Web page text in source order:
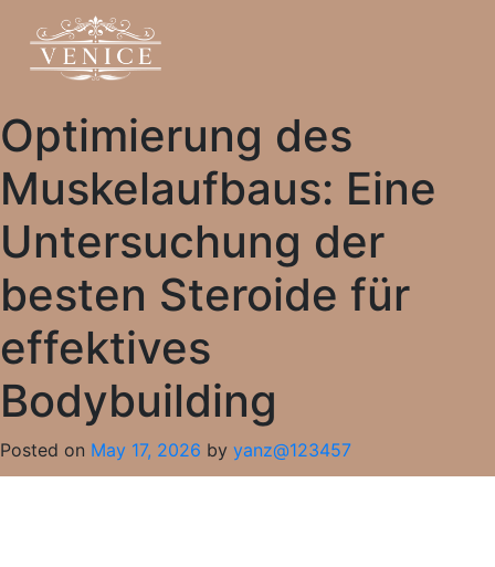
Optimierung des
Muskelaufbaus: Eine
Untersuchung der
besten Steroide für
effektives
Bodybuilding
Posted on May 17, 2026 by yanz@123457